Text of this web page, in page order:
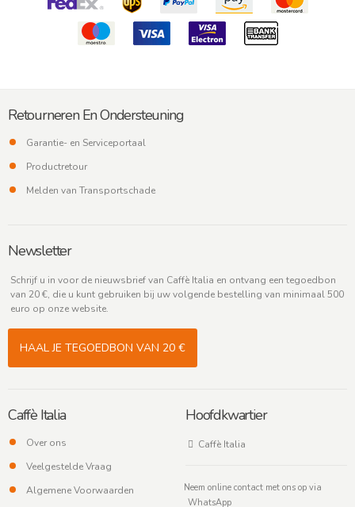
Retourneren En Ondersteuning
Garantie- en Serviceportaal
Productretour
Melden van Transportschade
Newsletter
Schrijf u in voor de nieuwsbrief van Caffè Italia en ontvang een tegoedbon
van 20 €, die u kunt gebruiken bij uw volgende bestelling van minimaal 500
euro op onze website.
HAAL JE TEGOEDBON VAN 20 €
Caffè Italia
Over ons
Veelgestelde Vraag
Algemene Voorwaarden
Hoofdkwartier
Caffè Italia
Neem online contact met ons op via
WhatsApp